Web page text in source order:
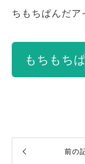
ちもちぱんだア
もちもち
前の